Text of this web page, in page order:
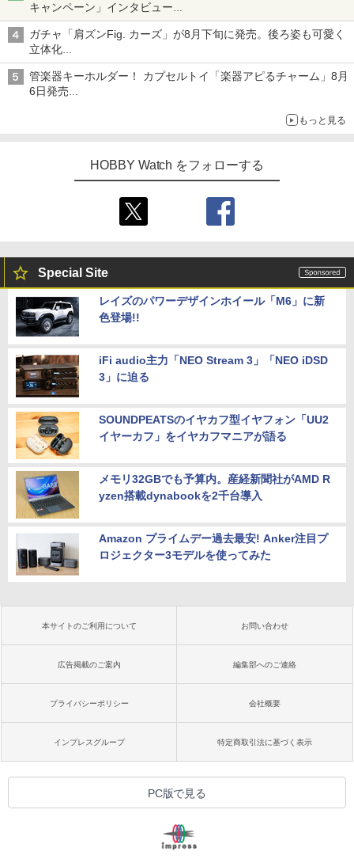
キャンペーン」インタビュー
子どもが楽しめるかっぱ寿司ならではの体験とコラボの楽しさを
追求
ガチャ「肩ズンFig. カーズ」が8月下旬に発売。後ろ姿も可愛く
立体化
ライトニング・マックィーンやメーターなど4種がラインナップ
管楽器キーホルダー！ カプセルトイ「楽器アピるチャーム」8月
6日発売
もっと見る
HOBBY Watch をフォローする
Special Site
レイズのパワーデザインホイール「M6」に新
色登場!!
iFi audio主力「NEO Stream 3」「NEO iDSD
3」に迫る
SOUNDPEATSのイヤカフ型イヤフォン「UU2
イヤーカフ」をイヤカフマニアが語る
メモリ32GBでも予算内。産経新聞社がAMD R
yzen搭載dynabookを2千台導入
Amazon プライムデー過去最安! Anker注目プ
ロジェクター3モデルを使ってみた
本サイトのご利用について お問い合わせ
広告掲載のご案内 編集部へのご連絡
プライバシーポリシー 会社概要
インプレスグループ 特定商取引法に基づく表示
PC版で見る